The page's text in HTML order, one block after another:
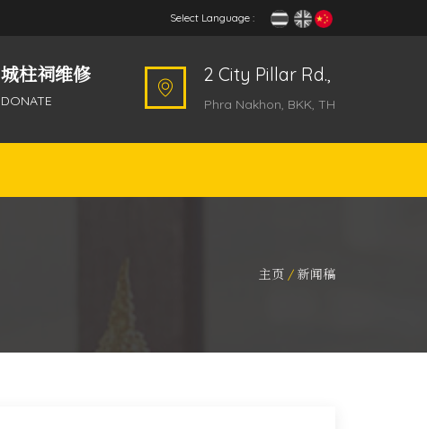
Select Language :
城柱祠维修
DONATE
2 City Pillar Rd.,
Phra Nakhon, BKK, TH
主页 新闻稿